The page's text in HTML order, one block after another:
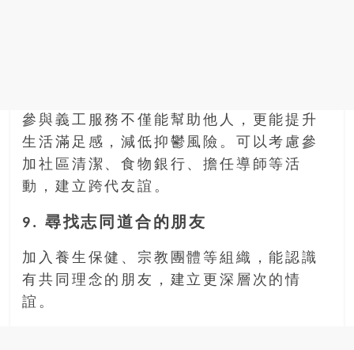
參與義工服務不僅能幫助他人，更能提升
生活滿足感，減低抑鬱風險。可以考慮參
加社區清潔、食物銀行、擔任導師等活
動，建立跨代友誼。
9. 尋找志同道合的朋友
加入養生保健、宗教團體等組織，能認識
有共同理念的朋友，建立更深層次的情
誼。